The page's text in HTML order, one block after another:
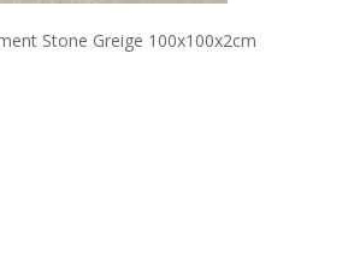
Stone Greige 100x100x2cm